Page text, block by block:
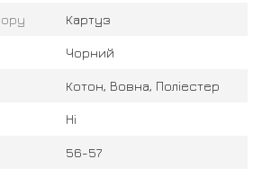
Картуз
Чорний
Котон, Вовна, Поліестер
Ні
56-57